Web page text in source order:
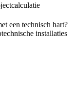
een technisch hart?
installaties